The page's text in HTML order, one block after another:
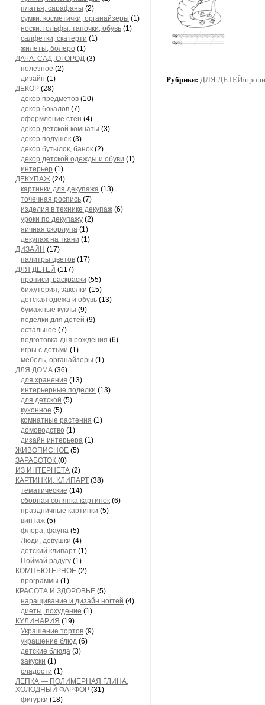
платья, сарафаны (2)
сумки, косметички, органайзеры (1)
носки, гольфы, тапочки, обувь (1)
салфетки, скатерти (1)
жилеты, болеро (1)
ДАЧА, САД, ОГОРОД (3)
полезное (2)
дизайн (1)
ДЕКОР (28)
декор предметов (10)
декор бокалов (7)
оформление стен (4)
декор детской комнаты (3)
декор подушек (3)
декор бутылок, банок (2)
декор детской одежды и обуви (1)
интерьер (1)
ДЕКУПАЖ (24)
картинки для декупажа (13)
точечная роспись (7)
изделия в технике декупаж (6)
уроки по декупажу (2)
яичная скорлупа (1)
декупаж на ткани (1)
ДИЗАЙН (17)
палитры цветов (17)
ДЛЯ ДЕТЕЙ (117)
прописи, раскраски (55)
бижутерия, заколки (15)
детская одежа и обувь (13)
бумажные куклы (9)
поделки для детей (9)
остальное (7)
подготовка дня рождения (6)
игры с детьми (1)
мебель, органайзеры (1)
ДЛЯ ДОМА (36)
для хранения (13)
интерьерные поделки (13)
для детской (5)
кухонное (5)
комнатные растения (1)
домоводство (1)
дизайн интерьера (1)
ЖИВОПИСНОЕ (5)
ЗАРАБОТОК (0)
ИЗ ИНТЕРНЕТА (2)
КАРТИНКИ, КЛИПАРТ (38)
тематические (14)
сборная солянка картинок (6)
праздничные картинки (5)
винтаж (5)
флора, фауна (5)
Люди, девушки (4)
детский клипарт (1)
Поймай радугу (1)
КОМПЬЮТЕРНОЕ (2)
программы (1)
КРАСОТА И ЗДОРОВЬЕ (5)
наращивание и дизайн ногтей (4)
диеты, похудение (1)
КУЛИНАРИЯ (19)
Украшение тортов (9)
украшение блюд (6)
детские блюда (3)
закуски (1)
сладости (1)
ЛЕПКА — ПОЛИМЕРНАЯ ГЛИНА,
ХОЛОДНЫЙ ФАРФОР (31)
фигурки (18)
Рубрики: ДЛЯ ДЕТЕЙ/